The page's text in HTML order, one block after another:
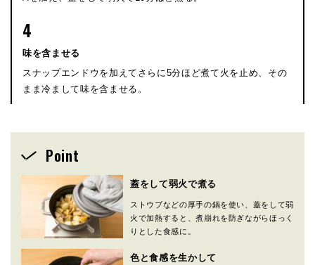
4
味を含ませる
スナップエンドウを加えてさらに5分ほど煮て火を止め、その
まま冷まして味を含ませる。
Point
蓋をして弱火で煮る
ストウブなどの厚手の鍋を使い、蓋をして弱
火で加熱すると、煮崩れを防ぎながらほっく
りとした食感に。
色と食感を生かして